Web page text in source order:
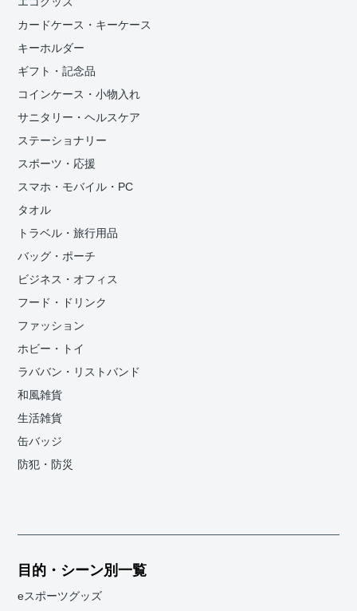
カードケース・キーケース
キーホルダー
ギフト・記念品
コインケース・小物入れ
サニタリー・ヘルスケア
ステーショナリー
スポーツ・応援
スマホ・モバイル・PC
タオル
トラベル・旅行用品
バッグ・ポーチ
ビジネス・オフィス
フード・ドリンク
ファッション
ホビー・トイ
ラババン・リストバンド
和風雑貨
生活雑貨
缶バッジ
防犯・防災
目的・シーン別一覧
eスポーツグッズ